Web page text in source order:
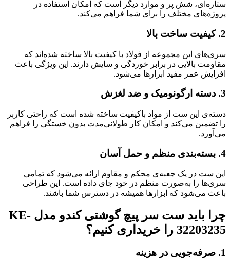
ستاره‌ای، شش پر و موارد دیگر است که امکان استفاده در
پروژه‌های مختلف را برای شما فراهم می‌کند.
2. کیفیت ساخت بالا
سری‌های این مجموعه از فولاد با کیفیت بالا ساخته شده‌اند که
مقاومت بالایی در برابر خوردگی و سایش دارند. این ویژگی باعث
افزایش عمر مفید ابزارها می‌شود.
3. دسته ارگونومیک و ضد لغزش
دسته‌ی این ست از مواد باکیفیت ساخته شده است که راحتی کاربر
را تضمین می‌کند و امکان کار طولانی‌مدت بدون خستگی را فراهم
می‌آورد.
4. بسته‌بندی منظم و حمل آسان
این ست در یک جعبه‌ی محکم و مقاوم ارائه می‌شود که تمامی
سری‌ها را به‌صورت منظم در خود جای داده است. این طراحی
باعث می‌شود که ابزارها همیشه در دسترس شما باشند.
چرا باید
ست سر پیچ گوشتی کندو مدل KE-
32203235 را خریداری کنیم؟
1. صرفه‌جویی در هزینه